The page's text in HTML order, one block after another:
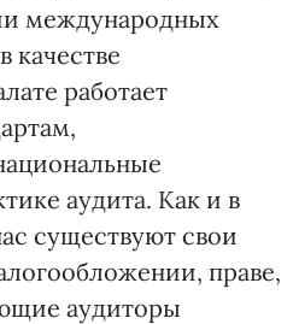
международных
качестве
работает
аудита. Как и в
существуют свои
праве,
аудиторы